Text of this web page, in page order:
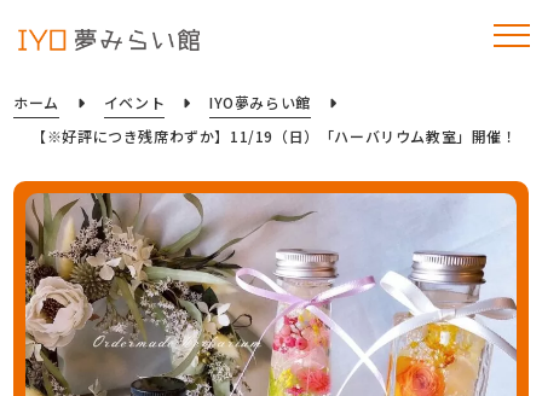
ホーム イベント
IYO夢みらい館
【※好評につき残席わずか】11/19（日）「ハーバリウム教室」開催！